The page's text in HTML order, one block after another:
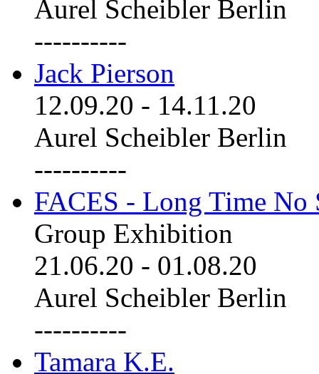
Aurel Scheibler Berlin
----------
Jack Pierson
12.09.20 - 14.11.20
Aurel Scheibler Berlin
----------
FACES - Long Time No
Group Exhibition
21.06.20 - 01.08.20
Aurel Scheibler Berlin
----------
Tamara K.E.